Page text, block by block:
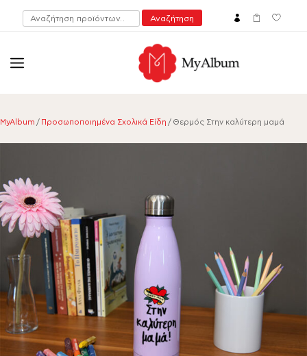
Αναζήτηση
για:
Αναζήτηση
open
MyAlbum / Προσωποποιημένα Σχολικά Είδη / Θερμός Στην καλύτερη μαμά